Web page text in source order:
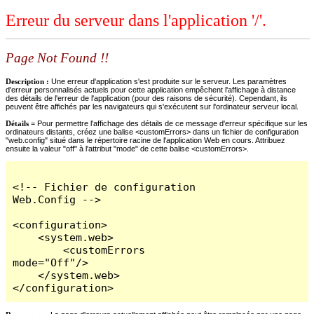
Erreur du serveur dans l'application '/'.
Page Not Found !!
Description : Une erreur d'application s'est produite sur le serveur. Les paramètres
d'erreur personnalisés actuels pour cette application empêchent l'affichage à distance
des détails de l'erreur de l'application (pour des raisons de sécurité). Cependant, ils
peuvent être affichés par les navigateurs qui s'exécutent sur l'ordinateur serveur local.
Détails = Pour permettre l'affichage des détails de ce message d'erreur spécifique sur les
ordinateurs distants, créez une balise <customErrors> dans un fichier de configuration
"web.config" situé dans le répertoire racine de l'application Web en cours. Attribuez
ensuite la valeur "off" à l'attribut "mode" de cette balise <customErrors>.
<!-- Fichier de configuration
Web.Config -->
<configuration>
    <system.web>
        <customErrors
mode="Off"/>
    </system.web>
</configuration>